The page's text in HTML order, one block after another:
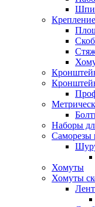
Наборы
Хомуты
Хомуты